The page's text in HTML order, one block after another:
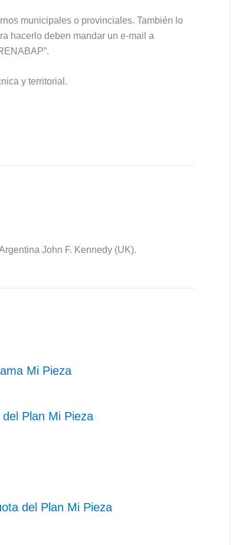
municipales o provinciales. También lo
hacerlo deben mandar un e-mail a
y territorial.
John F. Kennedy (UK).
Mi Pieza
Plan Mi Pieza
del Plan Mi Pieza